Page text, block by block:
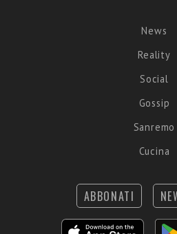
News
Reality
Social
Gossip
Sanremo
Cucina
ABBONATI